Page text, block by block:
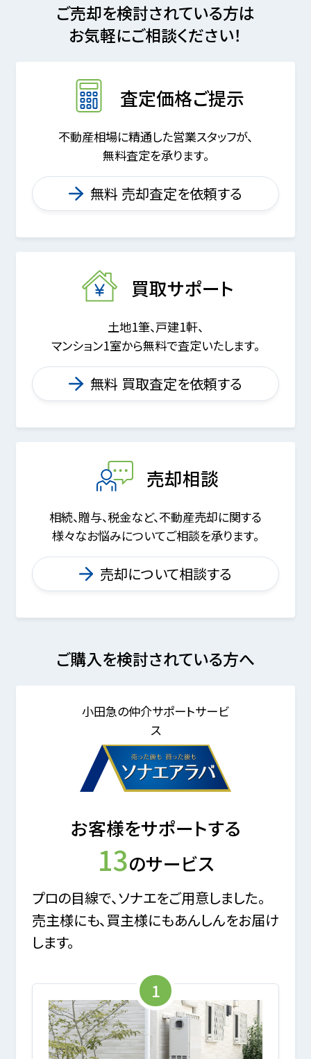
ご売却を検討されている方は
お気軽にご相談ください！
査定価格ご提示
不動産相場に精通した営業スタッフが、
無料査定を承ります。
無料 売却査定を依頼する
買取サポート
土地1筆、戸建1軒、
マンション1室から無料で査定いたします。
無料 買取査定を依頼する
売却相談
相続、贈与、税金など、不動産売却に関する
様々なお悩みについてご相談を承ります。
売却について相談する
ご購入を検討されている方へ
小田急の仲介サポートサービ
ス
お客様をサポートする
13のサービス
プロの目線で、ソナエをご用意しました。
売主様にも、買主様にもあんしんをお届け
します。
1